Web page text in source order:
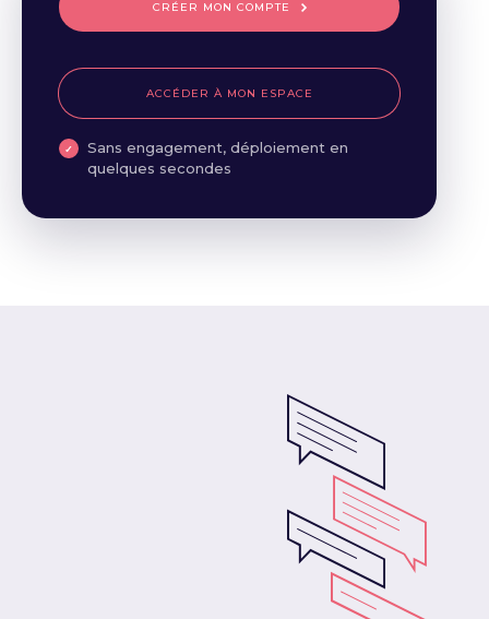
CRÉER MON COMPTE
ACCÉDER À MON ESPACE
Sans engagement, déploiement en
quelques secondes